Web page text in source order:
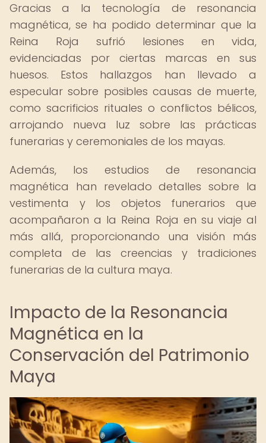
Gracias a la tecnología de resonancia
magnética, se ha podido determinar que la
Reina Roja sufrió lesiones en vida,
evidenciadas por ciertas marcas en sus
huesos. Estos hallazgos han llevado a
especular sobre posibles causas de muerte,
como sacrificios rituales o conflictos bélicos,
arrojando nueva luz sobre las prácticas
funerarias y ceremoniales de los mayas.
Además, los estudios de resonancia
magnética han revelado detalles sobre la
vestimenta y los objetos funerarios que
acompañaron a la Reina Roja en su viaje al
más allá, proporcionando una visión más
completa de las creencias y tradiciones
funerarias de la cultura maya.
Impacto de la Resonancia
Magnética en la
Conservación del Patrimonio
Maya